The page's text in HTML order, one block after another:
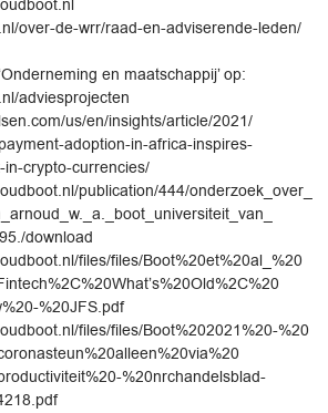
over-de-wrr/raad-en-adviserende-leden/
en maatschappij’ op:
adviesprojecten
us/en/insights/article/2021/
adoption-in-africa-inspires-
crypto-currencies/
publication/444/onderzoek_over_
download
files/files/Boot%20et%20al_%20
%20JFS.pdf
files/files/Boot%202021%20-%20
%20nrchandelsblad-